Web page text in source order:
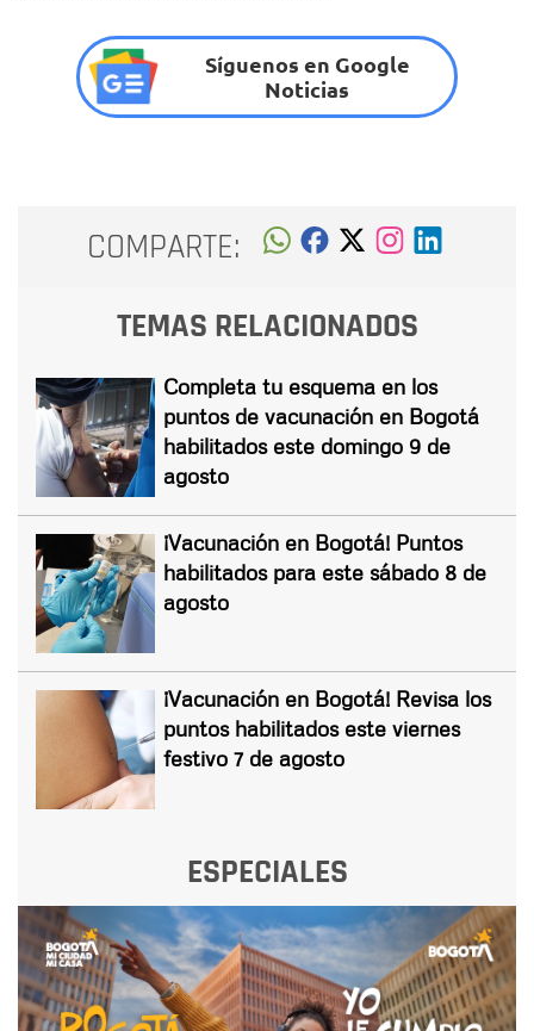
Síguenos en Google
Noticias
COMPARTE:
TEMAS RELACIONADOS
Completa tu esquema en los
puntos de vacunación en Bogotá
habilitados este domingo 9 de
agosto
¡Vacunación en Bogotá! Puntos
habilitados para este sábado 8 de
agosto
¡Vacunación en Bogotá! Revisa los
puntos habilitados este viernes
festivo 7 de agosto
ESPECIALES